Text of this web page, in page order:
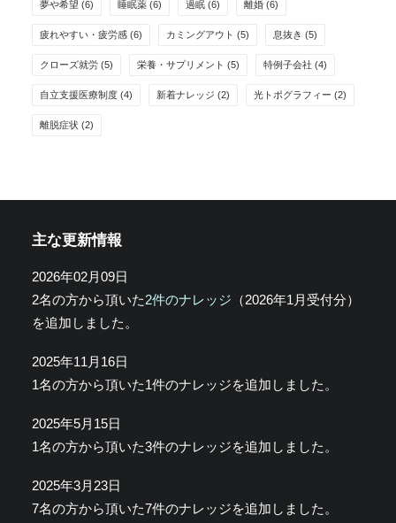
夢や希望 (6) 睡眠薬 (6) 過眠 (6) 離婚 (6)
疲れやすい・疲労感 (6) カミングアウト (5) 息抜き (5)
クローズ就労 (5) 栄養・サプリメント (5) 特例子会社 (4)
自立支援医療制度 (4) 新着ナレッジ (2) 光トポグラフィー (2)
離脱症状 (2)
主な更新情報
2026年02月09日
2名の方から頂いた2件のナレッジ （2026年1月受付分）
を追加しました。
2025年11月16日
1名の方から頂いた1件のナレッジを追加しました。
2025年5月15日
1名の方から頂いた3件のナレッジを追加しました。
2025年3月23日
7名の方から頂いた7件のナレッジを追加しました。